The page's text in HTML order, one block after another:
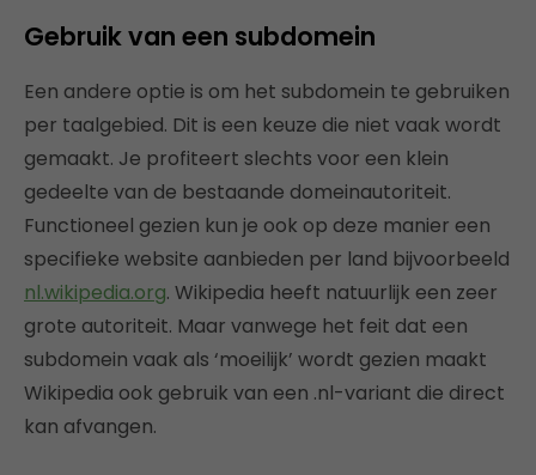
Gebruik van een subdomein
Een andere optie is om het subdomein te gebruiken
per taalgebied. Dit is een keuze die niet vaak wordt
gemaakt. Je profiteert slechts voor een klein
gedeelte van de bestaande domeinautoriteit.
Functioneel gezien kun je ook op deze manier een
specifieke website aanbieden per land bijvoorbeeld
nl.wikipedia.org. Wikipedia heeft natuurlijk een zeer
grote autoriteit. Maar vanwege het feit dat een
subdomein vaak als ‘moeilijk’ wordt gezien maakt
Wikipedia ook gebruik van een .nl-variant die direct
kan afvangen.